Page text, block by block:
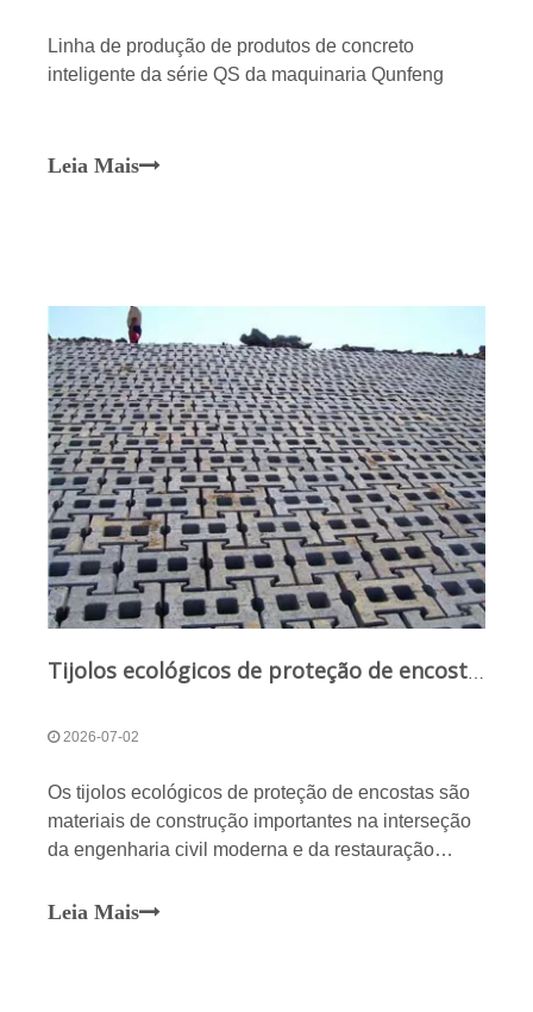
Linha de produção de produtos de concreto
inteligente da série QS da maquinaria Qunfeng
Leia Mais
2026-07-02
Os tijolos ecológicos de proteção de encostas são
materiais de construção importantes na interseção
da engenharia civil moderna e da restauração
canais fluviais, na proteção de encostas de
Leia Mais